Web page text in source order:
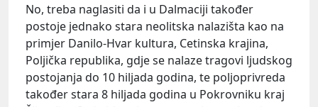
No, treba naglasiti da i u Dalmaciji također
postoje jednako stara neolitska nalazišta kao na
primjer Danilo-Hvar kultura, Cetinska krajina,
Poljička republika, gdje se nalaze tragovi ljudskog
postojanja do 10 hiljada godina, te poljoprivreda
također stara 8 hiljada godina u Pokrovniku kraj